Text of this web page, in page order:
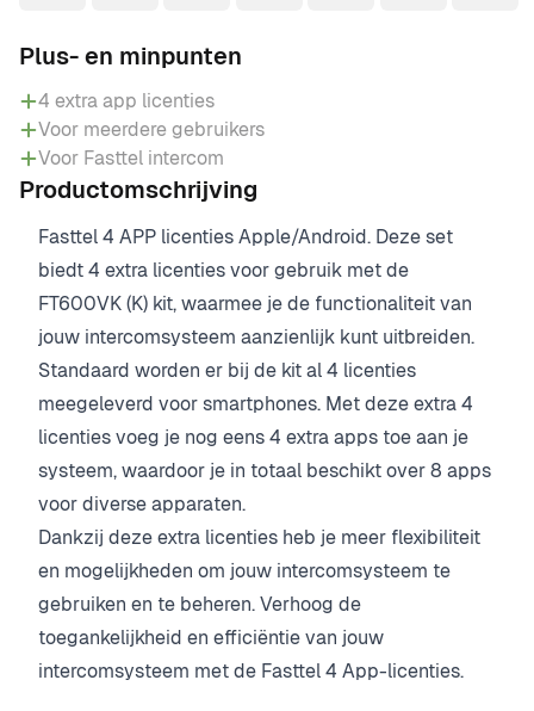
Plus- en minpunten
4 extra app licenties
Voor meerdere gebruikers
Voor Fasttel intercom
Productomschrijving
Fasttel 4 APP licenties Apple/Android. Deze set
biedt 4 extra licenties voor gebruik met de
FT600VK (K) kit, waarmee je de functionaliteit van
jouw intercomsysteem aanzienlijk kunt uitbreiden.
Standaard worden er bij de kit al 4 licenties
meegeleverd voor smartphones. Met deze extra 4
licenties voeg je nog eens 4 extra apps toe aan je
systeem, waardoor je in totaal beschikt over 8 apps
voor diverse apparaten.
Dankzij deze extra licenties heb je meer flexibiliteit
en mogelijkheden om jouw intercomsysteem te
gebruiken en te beheren. Verhoog de
toegankelijkheid en efficiëntie van jouw
intercomsysteem met de Fasttel 4 App-licenties.